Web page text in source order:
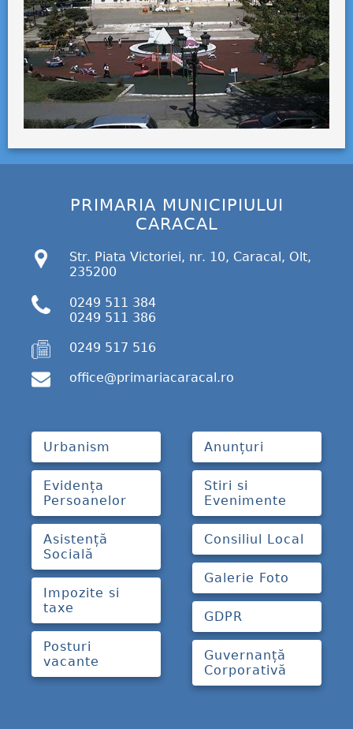
PRIMARIA MUNICIPIULUI
CARACAL
Str. Piata Victoriei, nr. 10, Caracal, Olt,
235200
0249 511 384
0249 511 386
0249 517 516
office@primariacaracal.ro
Urbanism
Evidența
Persoanelor
Asistență
Socială
Impozite si
taxe
Posturi
vacante
Anunțuri
Stiri si
Evenimente
Consiliul Local
Galerie Foto
GDPR
Guvernanță
Corporativă